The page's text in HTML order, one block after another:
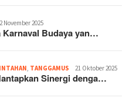
November 2025
Karnaval Budaya yan…
TANGGAMUS 21 Oktober 2025
Sinergi denga…